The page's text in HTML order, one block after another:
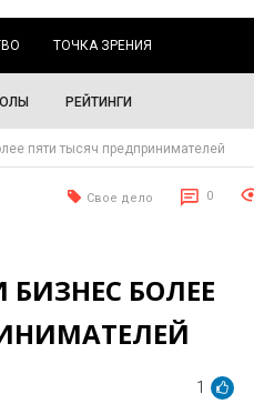
ТОЧКА ЗРЕНИЯ
РЕЙТИНГИ
пяти тысяч предпринимателей
Свое дело 0
БОЛЕЕ
1